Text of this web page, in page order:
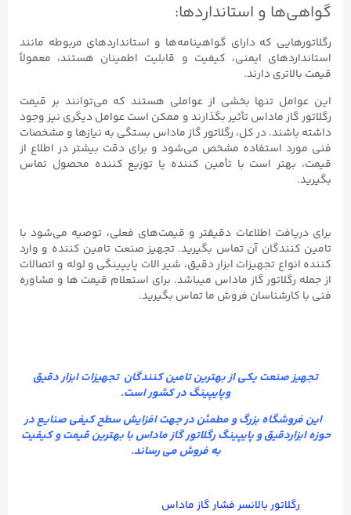
گواهی‌ها و استانداردها:
رگلاتورهایی که دارای گواهینامه‌ها و استانداردهای مربوطه مانند
استانداردهای ایمنی، کیفیت و قابلیت اطمینان هستند، معمولاً
قیمت بالاتری دارند.
این عوامل تنها بخشی از عواملی هستند که می‌توانند بر قیمت
رگلاتور گاز ماداس تأثیر بگذارند و ممکن است عوامل دیگری نیز وجود
داشته باشند. در کل، رگلاتور گاز ماداس بستگی به نیازها و مشخصات
فنی مورد استفاده مشخص می‌شود و برای دقت بیشتر در اطلاع از
قیمت، بهتر است با تأمین کننده یا توزیع کننده محصول تماس
بگیرید.
برای دریافت اطلاعات دقیقتر و قیمت‌های فعلی، توصیه می‌شود با
تامین کنندگان آن تماس بگیرید. تجهیز صنعت تامین کننده و وارد
کننده انواع تجهیزات ابزار دقیق، شیر الات پایپینگی و لوله و اتصالات
از جمله رگلاتور گاز ماداس میباشد. برای استعلام قیمت ها و مشاوره
فنی با کارشناسان فروش ما تماس بگیرید.
تجهیز صنعتیکی از بهترین تامین کنندگان تجهیزات ابزار دقیق
وپایپینگ در کشور است.
این فروشگاه بزرگ و مطمئن در جهت افزایش سطح کیفی صنایع در
حوزه ابزاردقیق و پایپینگ رگلاتور گاز ماداسبا بهترین قیمت و کیفیت
به فروش می رساند.
رگلاتور بالانسر فشار گاز ماداس